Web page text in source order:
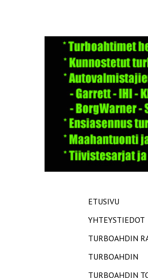
ETUSIVU
YHTEYSTIEDOT
TURBOAHDIN
TURBOAHDIN
TURBOAHDIN